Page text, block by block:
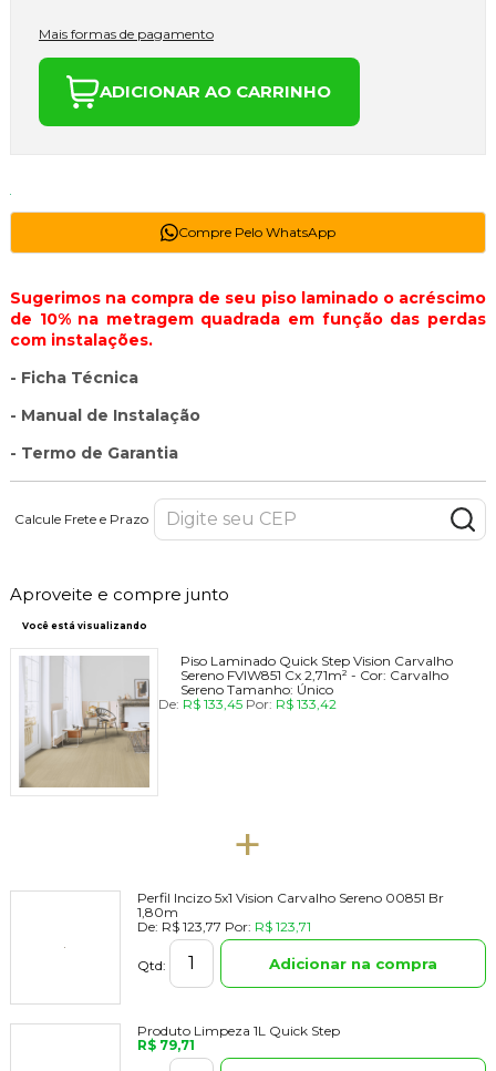
Mais formas de pagamento
ADICIONAR AO CARRINHO
Compre Pelo WhatsApp
Sugerimos na compra de seu piso laminado o acréscimo
de 10% na metragem quadrada em função das perdas
com instalações.
- Ficha Técnica
- Manual de Instalação
- Termo de Garantia
Calcule Frete e Prazo
Aproveite e compre junto
Você está visualizando
Piso Laminado Quick Step Vision Carvalho
Sereno FVIW851 Cx 2,71m² - Cor: Carvalho
Sereno Tamanho: Único
De: R$ 133,45 Por: R$ 133,42
+
Perfil Incizo 5x1 Vision Carvalho Sereno 00851 Br
1,80m
De: R$ 123,77 Por: R$ 123,71
Qtd: Adicionar na compra
Produto Limpeza 1L Quick Step
R$ 79,71